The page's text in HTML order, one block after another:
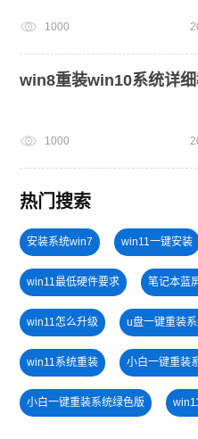
1000
win8重装win10系统详
1000
热门搜索
安装系统win7 win11一键安装
win11最低硬件要求 笔记本蓝
win11怎么升级 u盘一键重装
win11系统重装 小白一键重装
小白一键重装系统绿色版